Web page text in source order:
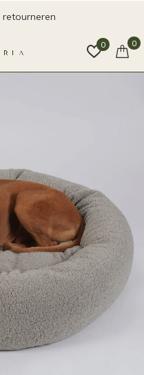
0 0
retourneren